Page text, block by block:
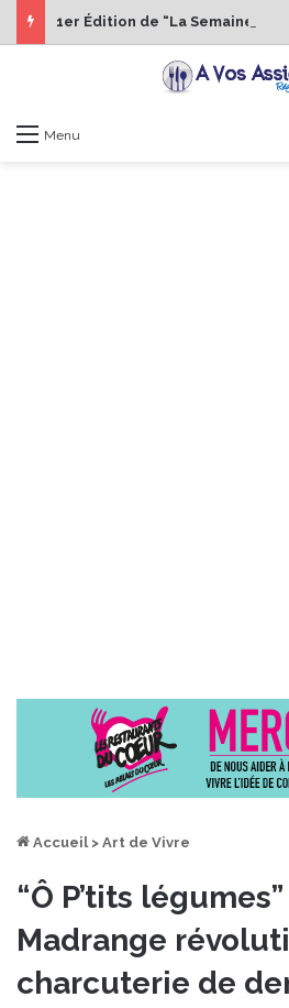
Menu
Accueil > Art de Vivre
“Ô P’tits
Madrange
charcuterie de